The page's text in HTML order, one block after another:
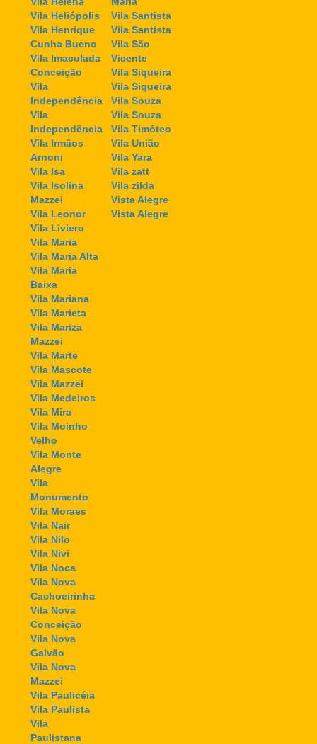
Vila Heliópolis
Vila Henrique
Cunha Bueno
Vila Imaculada
Conceição
Vila
Independência
Vila
Independência
Vila Irmãos
Arnoni
Vila Isa
Vila Isolina
Mazzei
Vila Leonor
Vila Liviero
Vila Maria
Vila Maria Alta
Vila Maria
Baixa
Vila Mariana
Vila Marieta
Vila Mariza
Mazzei
Vila Marte
Vila Mascote
Vila Mazzei
Vila Medeiros
Vila Mira
Vila Moinho
Velho
Vila Monte
Alegre
Vila
Monumento
Vila Moraes
Vila Nair
Vila Nilo
Vila Nivi
Vila Noca
Vila Nova
Cachoeirinha
Vila Nova
Conceição
Vila Nova
Galvão
Vila Nova
Mazzei
Vila Paulicéia
Vila Paulista
Vila
Paulistana
Vila Santista
Vila Santista
Vila São
Vicente
Vila Siqueira
Vila Siqueira
Vila Souza
Vila Souza
Vila Timóteo
Vila União
Vila Yara
Vila zatt
Vila zilda
Vista Alegre
Vista Alegre